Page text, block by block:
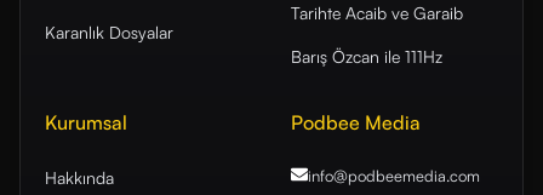
Karanlık Dosyalar
Tarihte Acaib ve Garaib
Barış Özcan ile 111Hz
Kurumsal
Hakkında
Podbee Media
info@podbeemedia.com